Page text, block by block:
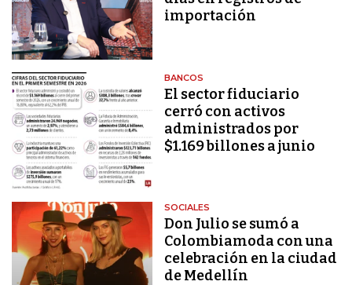
importación
BANCOS
El sector fiduciario
cerró con activos
administrados por
$1.169 billones a junio
SOCIALES
Don Julio se sumó a
Colombiamoda con una
celebración en la ciudad
de Medellín